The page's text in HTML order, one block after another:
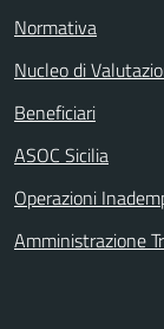
Normativa
Nucleo di
Beneficiari
ASOC Sicilia
Operazioni
Amministrazione